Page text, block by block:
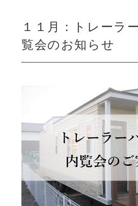
１１月：トレーラ
覧会のお知らせ